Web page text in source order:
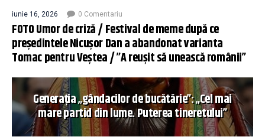
iunie 16, 2026 0 Comentariu
FOTO Umor de criză / Festival de meme după ce
președintele Nicușor Dan a abandonat varianta
Tomac pentru Veștea / ”A reușit să unească românii”
Generația „gândacilor de bucătărie”: „Cel mai
mare partid din lume. Puterea tineretului”